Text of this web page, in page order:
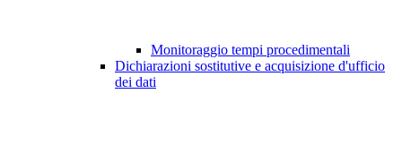
Monitoraggio tempi procedimentali
Dichiarazioni sostitutive e acquisizione d'ufficio
dei dati